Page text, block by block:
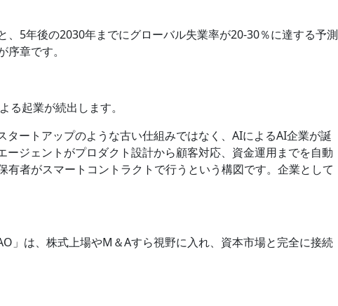
、5年後の2030年までにグローバル失業率が20-30％に達する予測
章です。
る起業が続出します。
タートアップのような古い仕組みではなく、AIによるAI企業が誕
ージェントがプロダクト設計から顧客対応、資金運用までを自動
有者がスマートコントラクトで行うという構図です。企業として
」は、株式上場やM＆Aすら視野に入れ、資本市場と完全に接続